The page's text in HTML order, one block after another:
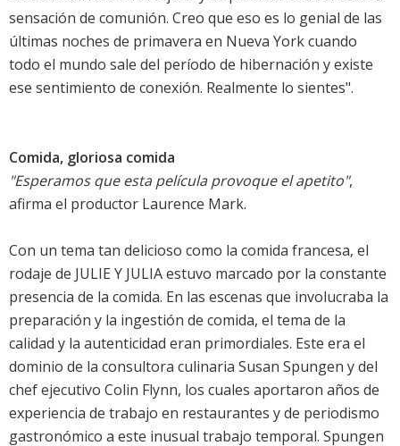
sensación de comunión. Creo que eso es lo genial de las
últimas noches de primavera en Nueva York cuando
todo el mundo sale del período de hibernación y existe
ese sentimiento de conexión. Realmente lo sientes".
Comida, gloriosa comida
"Esperamos que esta película provoque el apetito",
afirma el productor Laurence Mark.
Con un tema tan delicioso como la comida francesa, el
rodaje de JULIE Y JULIA estuvo marcado por la constante
presencia de la comida. En las escenas que involucraba la
preparación y la ingestión de comida, el tema de la
calidad y la autenticidad eran primordiales. Este era el
dominio de la consultora culinaria Susan Spungen y del
chef ejecutivo Colin Flynn, los cuales aportaron años de
experiencia de trabajo en restaurantes y de periodismo
gastronómico a este inusual trabajo temporal. Spungen